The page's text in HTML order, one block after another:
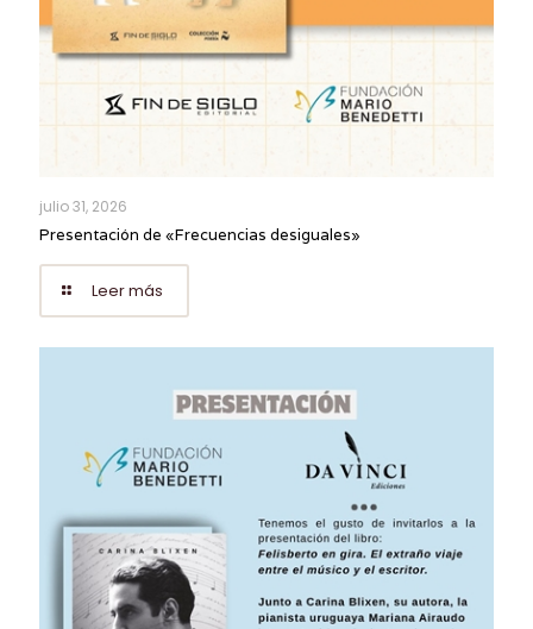
julio 31, 2026
Presentación de «Frecuencias desiguales»
Leer más